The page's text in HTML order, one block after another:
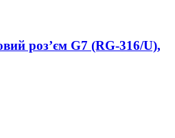
розʼєм G7 (RG-316/U),